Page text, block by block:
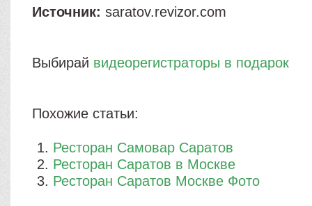
Источник: saratov.revizor.com
Выбирай видеорегистраторы в подарок
Похожие статьи:
Ресторан Самовар Саратов
Ресторан Саратов в Москве
Ресторан Саратов Москве Фото